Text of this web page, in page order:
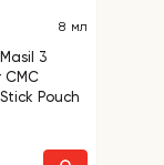
8 мл
3
CMC
Pouch